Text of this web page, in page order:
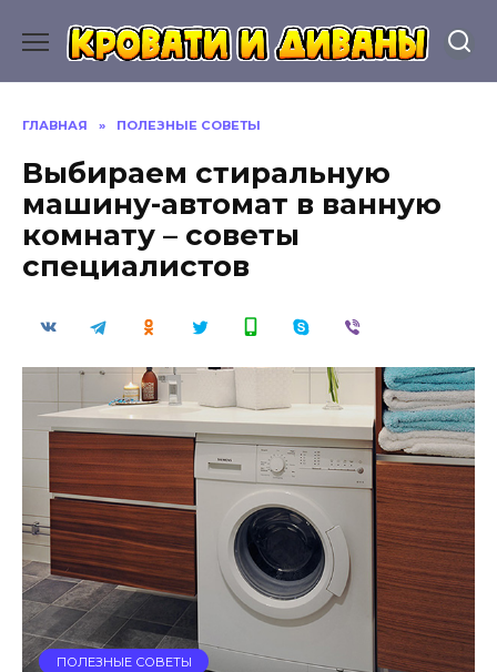
содержанию
ГЛАВНАЯ » ПОЛЕЗНЫЕ СОВЕТЫ
Выбираем стиральную
машину-автомат в ванную
комнату – советы
специалистов
ПОЛЕЗНЫЕ СОВЕТЫ